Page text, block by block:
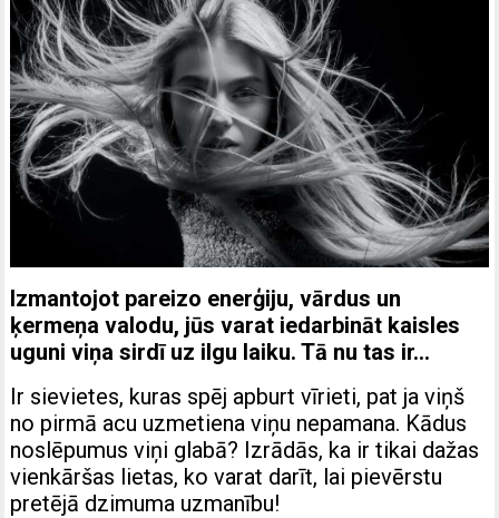
Izmantojot pareizo enerģiju, vārdus un
ķermeņa valodu, jūs varat iedarbināt kaisles
uguni viņa sirdī uz ilgu laiku. Tā nu tas ir…
Ir sievietes, kuras spēj apburt vīrieti, pat ja viņš
no pirmā acu uzmetiena viņu nepamana. Kādus
noslēpumus viņi glabā? Izrādās, ka ir tikai dažas
vienkāršas lietas, ko varat darīt, lai pievērstu
pretējā dzimuma uzmanību!